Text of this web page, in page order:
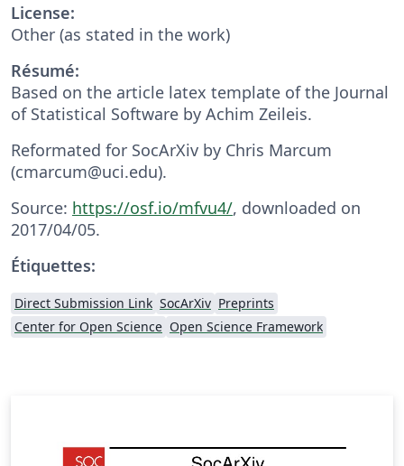
License:
Other (as stated in the work)
Résumé:
Based on the article latex template of the Journal
of Statistical Software by Achim Zeileis.
Reformated for SocArXiv by Chris Marcum
(cmarcum@uci.edu).
Source: https://osf.io/mfvu4/, downloaded on
2017/04/05.
Étiquettes:
Direct Submission Link SocArXiv Preprints
Center for Open Science Open Science Framework